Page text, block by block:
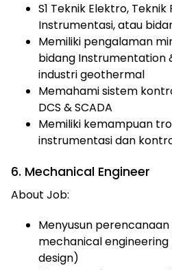
S1 Teknik Elektro, Teknik
Instrumentasi, atau
Memiliki pengalaman
bidang Instrumentation
industri geothermal
Memahami sistem
DCS & SCADA
Memiliki kemampuan
instrumentasi dan
6. Mechanical Engineer
About Job:
Menyusun
mechanical
design)